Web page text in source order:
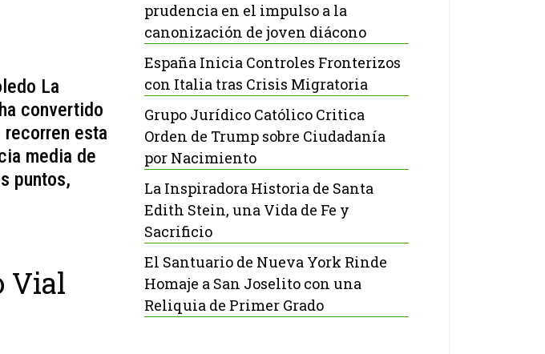
La
convertido
esta
media de
puntos,
Vial
prudencia en el impulso a la
canonización de joven diácono
España Inicia Controles Fronterizos
con Italia tras Crisis Migratoria
Grupo Jurídico Católico Critica
Orden de Trump sobre Ciudadanía
por Nacimiento
La Inspiradora Historia de Santa
Edith Stein, una Vida de Fe y
Sacrificio
El Santuario de Nueva York Rinde
Homaje a San Joselito con una
Reliquia de Primer Grado